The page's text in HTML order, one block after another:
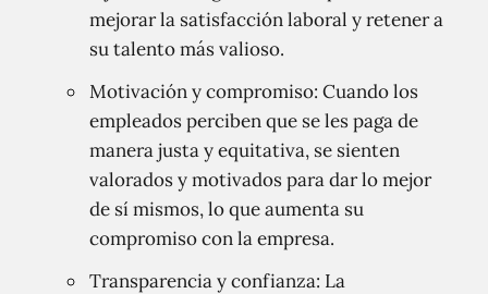
mejorar la satisfacción laboral y retener a
su talento más valioso.
Motivación y compromiso: Cuando los
empleados perciben que se les paga de
manera justa y equitativa, se sienten
valorados y motivados para dar lo mejor
de sí mismos, lo que aumenta su
compromiso con la empresa.
Transparencia y confianza: La